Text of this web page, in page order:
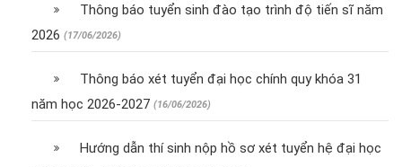
Thông báo tuyển sinh đào tạo trình độ tiến sĩ năm
2026 (17/06/2026)
Thông báo xét tuyển đại học chính quy khóa 31
năm học 2026-2027 (16/06/2026)
Hướng dẫn thí sinh nộp hồ sơ xét tuyển hệ đại học